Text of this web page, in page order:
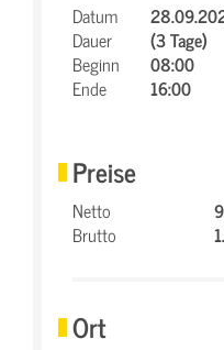
Datum
Dauer
(3 Tage)
Beginn
08:00
Ende
16:00
Preise
Netto
Brutto
Ort